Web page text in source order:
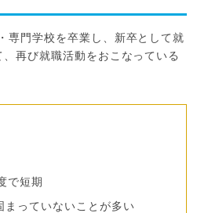
専門学校を卒業し、新卒として就
再び就職活動をおこなっている
で短期
まっていないことが多い